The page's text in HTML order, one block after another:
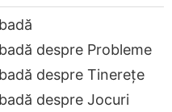
despre Probleme
despre Tinerețe
despre Jocuri